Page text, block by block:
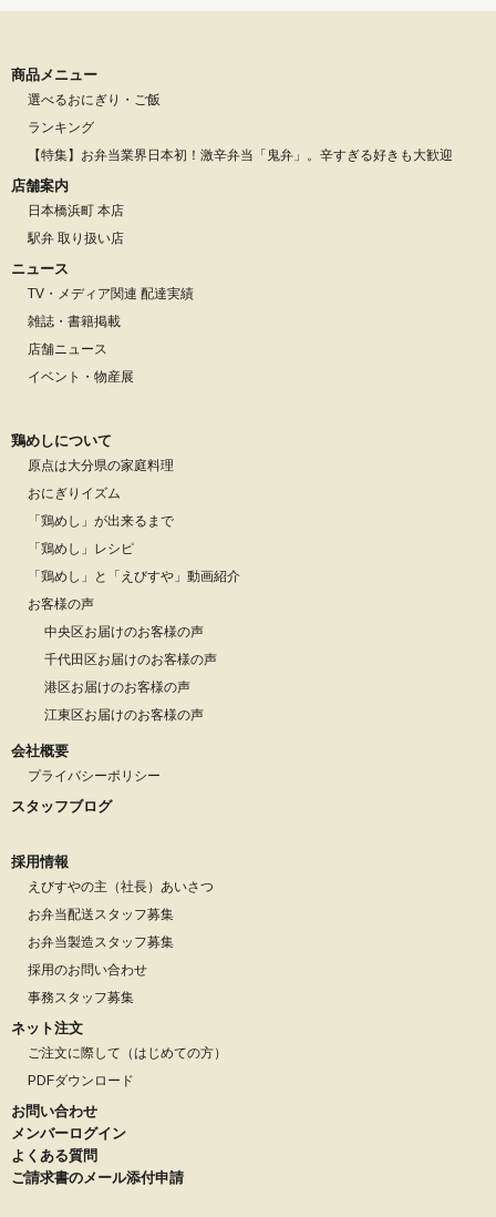
商品メニュー
選べるおにぎり・ご飯
ランキング
【特集】お弁当業界日本初！激辛弁当「鬼弁」。辛すぎる好きも大歓迎
店舗案内
日本橋浜町 本店
駅弁 取り扱い店
ニュース
TV・メディア関連 配達実績
雑誌・書籍掲載
店舗ニュース
イベント・物産展
鶏めしについて
原点は大分県の家庭料理
おにぎりイズム
「鶏めし」が出来るまで
「鶏めし」レシピ
「鶏めし」と「えびすや」動画紹介
お客様の声
中央区お届けのお客様の声
千代田区お届けのお客様の声
港区お届けのお客様の声
江東区お届けのお客様の声
会社概要
プライバシーポリシー
スタッフブログ
採用情報
えびすやの主（社長）あいさつ
お弁当配送スタッフ募集
お弁当製造スタッフ募集
採用のお問い合わせ
事務スタッフ募集
ネット注文
ご注文に際して（はじめての方）
PDFダウンロード
お問い合わせ
メンバーログイン
よくある質問
ご請求書のメール添付申請